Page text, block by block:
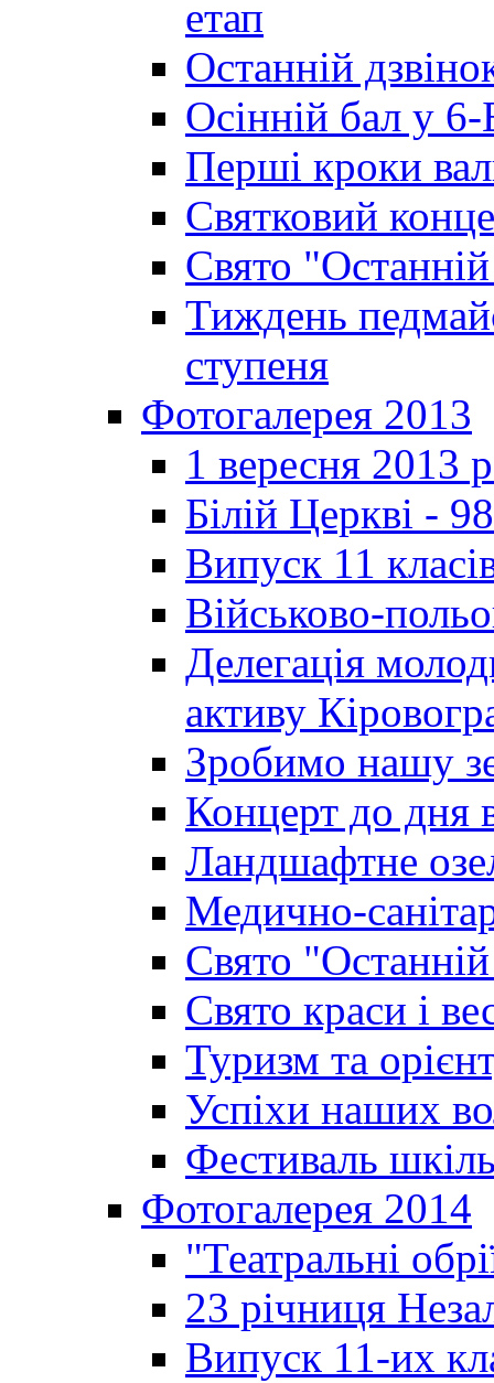
етап
Останній
Осінній бал у 6-
Перші кроки
Святковий
Свято
Тиждень
ступеня
Фотогалерея 2013
1 вересня 2013
Білій Церкві -
Випуск 11
Військово-
Делегація
активу
Зробимо нашу
Концерт до дня
Ландшафтне
Медично-
Свято
Свято краси і
Туризм та
Успіхи наших
Фестиваль
Фотогалерея 2014
"Театральні
23 річниця
Випуск 11-их